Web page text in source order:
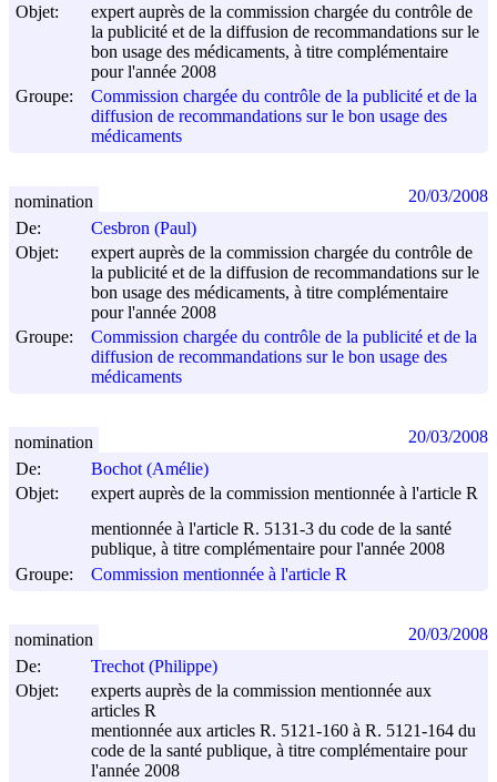
Objet:
expert auprès de la commission chargée du contrôle de
la publicité et de la diffusion de recommandations sur le
bon usage des médicaments, à titre complémentaire
pour l'année 2008
Groupe:
Commission chargée du contrôle de la publicité et de la
diffusion de recommandations sur le bon usage des
médicaments
De:
Cesbron (Paul)
Objet:
expert auprès de la commission chargée du contrôle de
la publicité et de la diffusion de recommandations sur le
bon usage des médicaments, à titre complémentaire
pour l'année 2008
Groupe:
Commission chargée du contrôle de la publicité et de la
diffusion de recommandations sur le bon usage des
médicaments
nomination 20/03/2008
De:
Bochot (Amélie)
Objet:
expert auprès de la commission mentionnée à l'article R
mentionnée à l'article R. 5131-3 du code de la santé
publique, à titre complémentaire pour l'année 2008
Groupe:
Commission mentionnée à l'article R
nomination 20/03/2008
De:
Trechot (Philippe)
Objet:
experts auprès de la commission mentionnée aux
articles R
mentionnée aux articles R. 5121-160 à R. 5121-164 du
code de la santé publique, à titre complémentaire pour
l'année 2008
nomination 20/03/2008